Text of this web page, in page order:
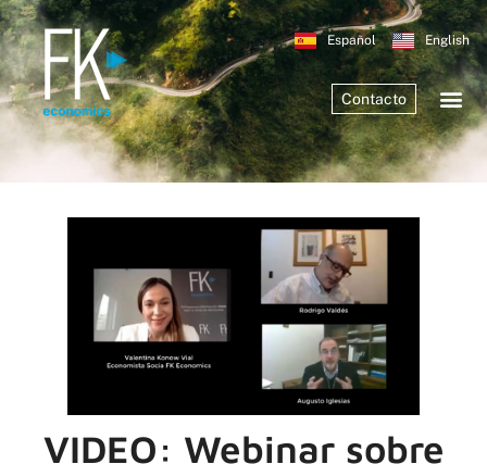
Español English
Contacto
VIDEO: Webinar sobre